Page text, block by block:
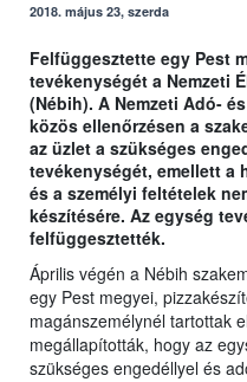
2018. május 23, szerda
Felfüggesztette egy Pest
tevékenységét a Nemzeti
(Nébih). A Nemzeti Adó-
közös ellenőrzésen a
az üzlet a szükséges
tevékenységét, emellett a
és a személyi feltételek
készítésére. Az egység
felfüggesztették.
Április végén a Nébih
egy Pest megyei,
magánszemélynél tartottak
megállapították, hogy az
szükséges engedéllyel és